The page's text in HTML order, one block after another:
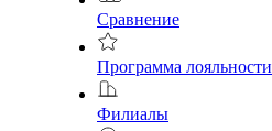
Сравнение
Программа лояльности
Филиалы